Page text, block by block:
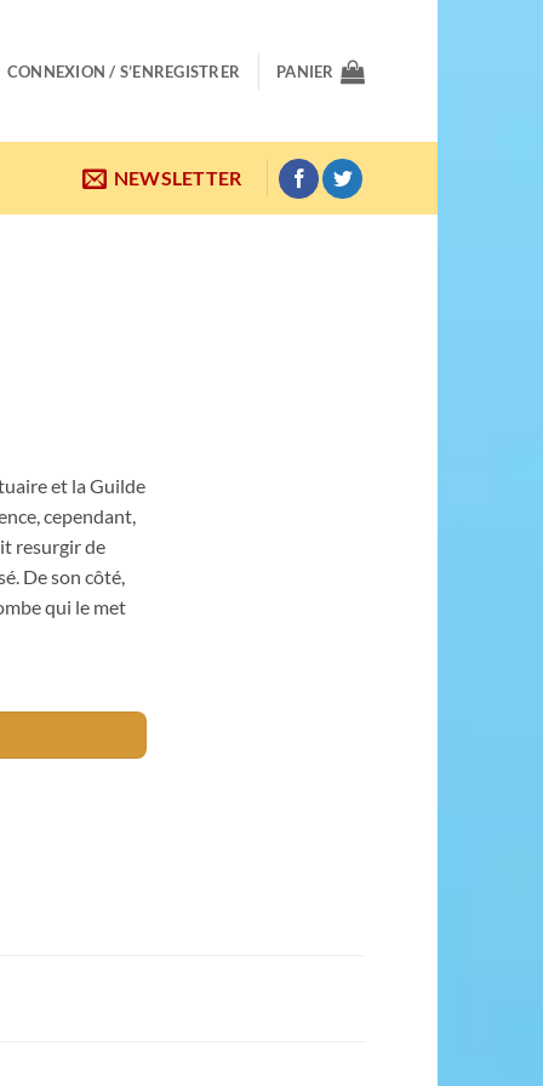
CONNEXION / S’ENREGISTRER PANIER
NEWSLETTER
et la Guilde
cependant,
resurgir de
De son côté,
qui le met